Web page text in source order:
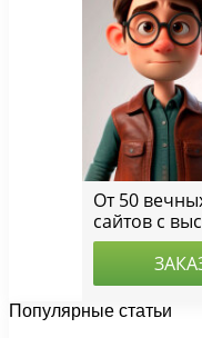
Популярные статьи